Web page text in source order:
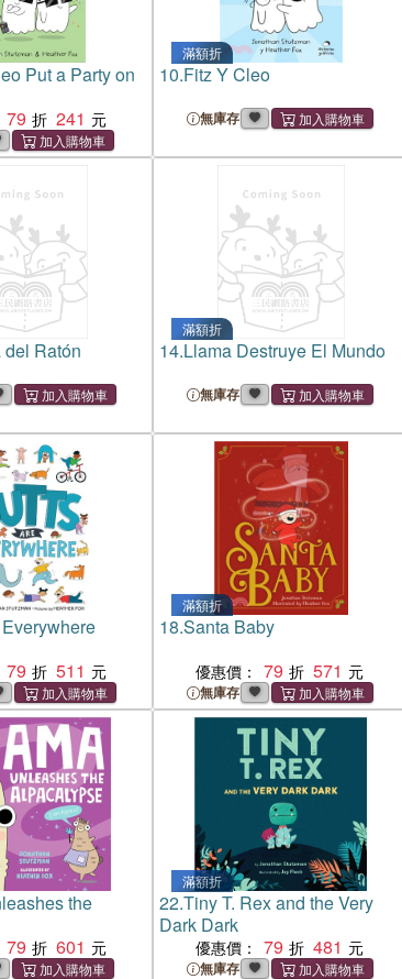
Put a Party on
79 241
滿額折
10.Fitz Y Cleo
無庫存
Ratón
滿額折
14.Llama Destruye El Mundo
無庫存
79 511
滿額折
18.Santa Baby
優惠價： 79 571
無庫存
the
79 601
滿額折
22.Tiny T. Rex and the Very
Dark Dark
優惠價： 79 481
無庫存